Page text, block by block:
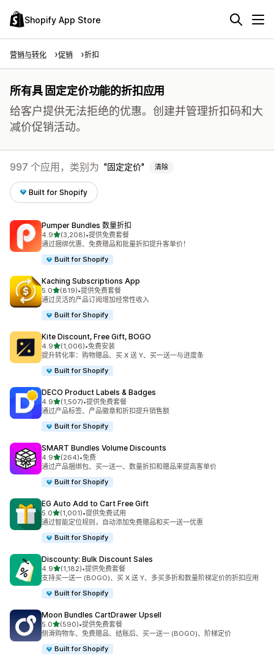
Shopify App Store
营销与转化 促销 折扣
所有具 固定定价功能的折扣应用
给客户提供无法拒绝的优惠。创建并管理折扣码和大
减价促销活动。
997 个应用，类别为 固定定价 清除
Built for Shopify
Pumper Bundles 数量折扣
4.9星（满分 5 星）
(3,208)
总共 3208 条评论
•提供免费套餐
通过捆绑优惠、免费赠品和批量折扣提升客单价！
Built for Shopify
Kaching Subscriptions App
5.0星（满分 5 星）
(819)
总共 819 条评论
•提供免费套餐
通过灵活的产品订阅增加经常性收入
Built for Shopify
Kite Discount, Free Gift, BOGO
4.9星（满分 5 星）
(1,006)
总共 1006 条评论
•免费安装
提升转化率：购物赠品、买 X 送 Y、买一送一与进度条
Built for Shopify
DECO Product Labels & Badges
4.9星（满分 5 星）
(1,507)
总共 1507 条评论
•提供免费套餐
通过产品标签、产品徽章和折扣提升销售额
Built for Shopify
SMART Bundles Volume Discounts
4.9星（满分 5 星）
(264)
总共 264 条评论
•免费
通过产品捆绑包、买一送一、数量折扣和赠品来提高客单价
Built for Shopify
EG Auto Add to Cart Free Gift
5.0星（满分 5 星）
(1,001)
总共 1001 条评论
•提供免费试用
通过智能定位规则，自动添加免费赠品和买一送一优惠
Built for Shopify
Discounty: Bulk Discount Sales
4.9星（满分 5 星）
(1,182)
总共 1182 条评论
•提供免费套餐
支持买一送一 (BOGO)、买 X 送 Y、多买多折和数量阶梯定价的折扣应用
Built for Shopify
Moon Bundles CartDrawer Upsell
5.0星（满分 5 星）
(590)
总共 590 条评论
•提供免费套餐
侧滑购物车、免费赠品、结账后、买一送一 (BOGO)、阶梯定价
Built for Shopify